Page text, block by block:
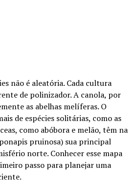
não é aleatória. Cada cultura
de polinizador. A canola, por
as abelhas melíferas. O
de espécies solitárias, como as
como abóbora e melão, têm na
pruinosa) sua principal
norte. Conhecer esse mapa
passo para planejar uma